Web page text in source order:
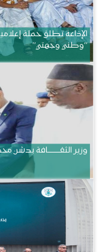
الإذاعة تطلق حملة
“وطني وجهتي”
وزير الثقــــــــــافة